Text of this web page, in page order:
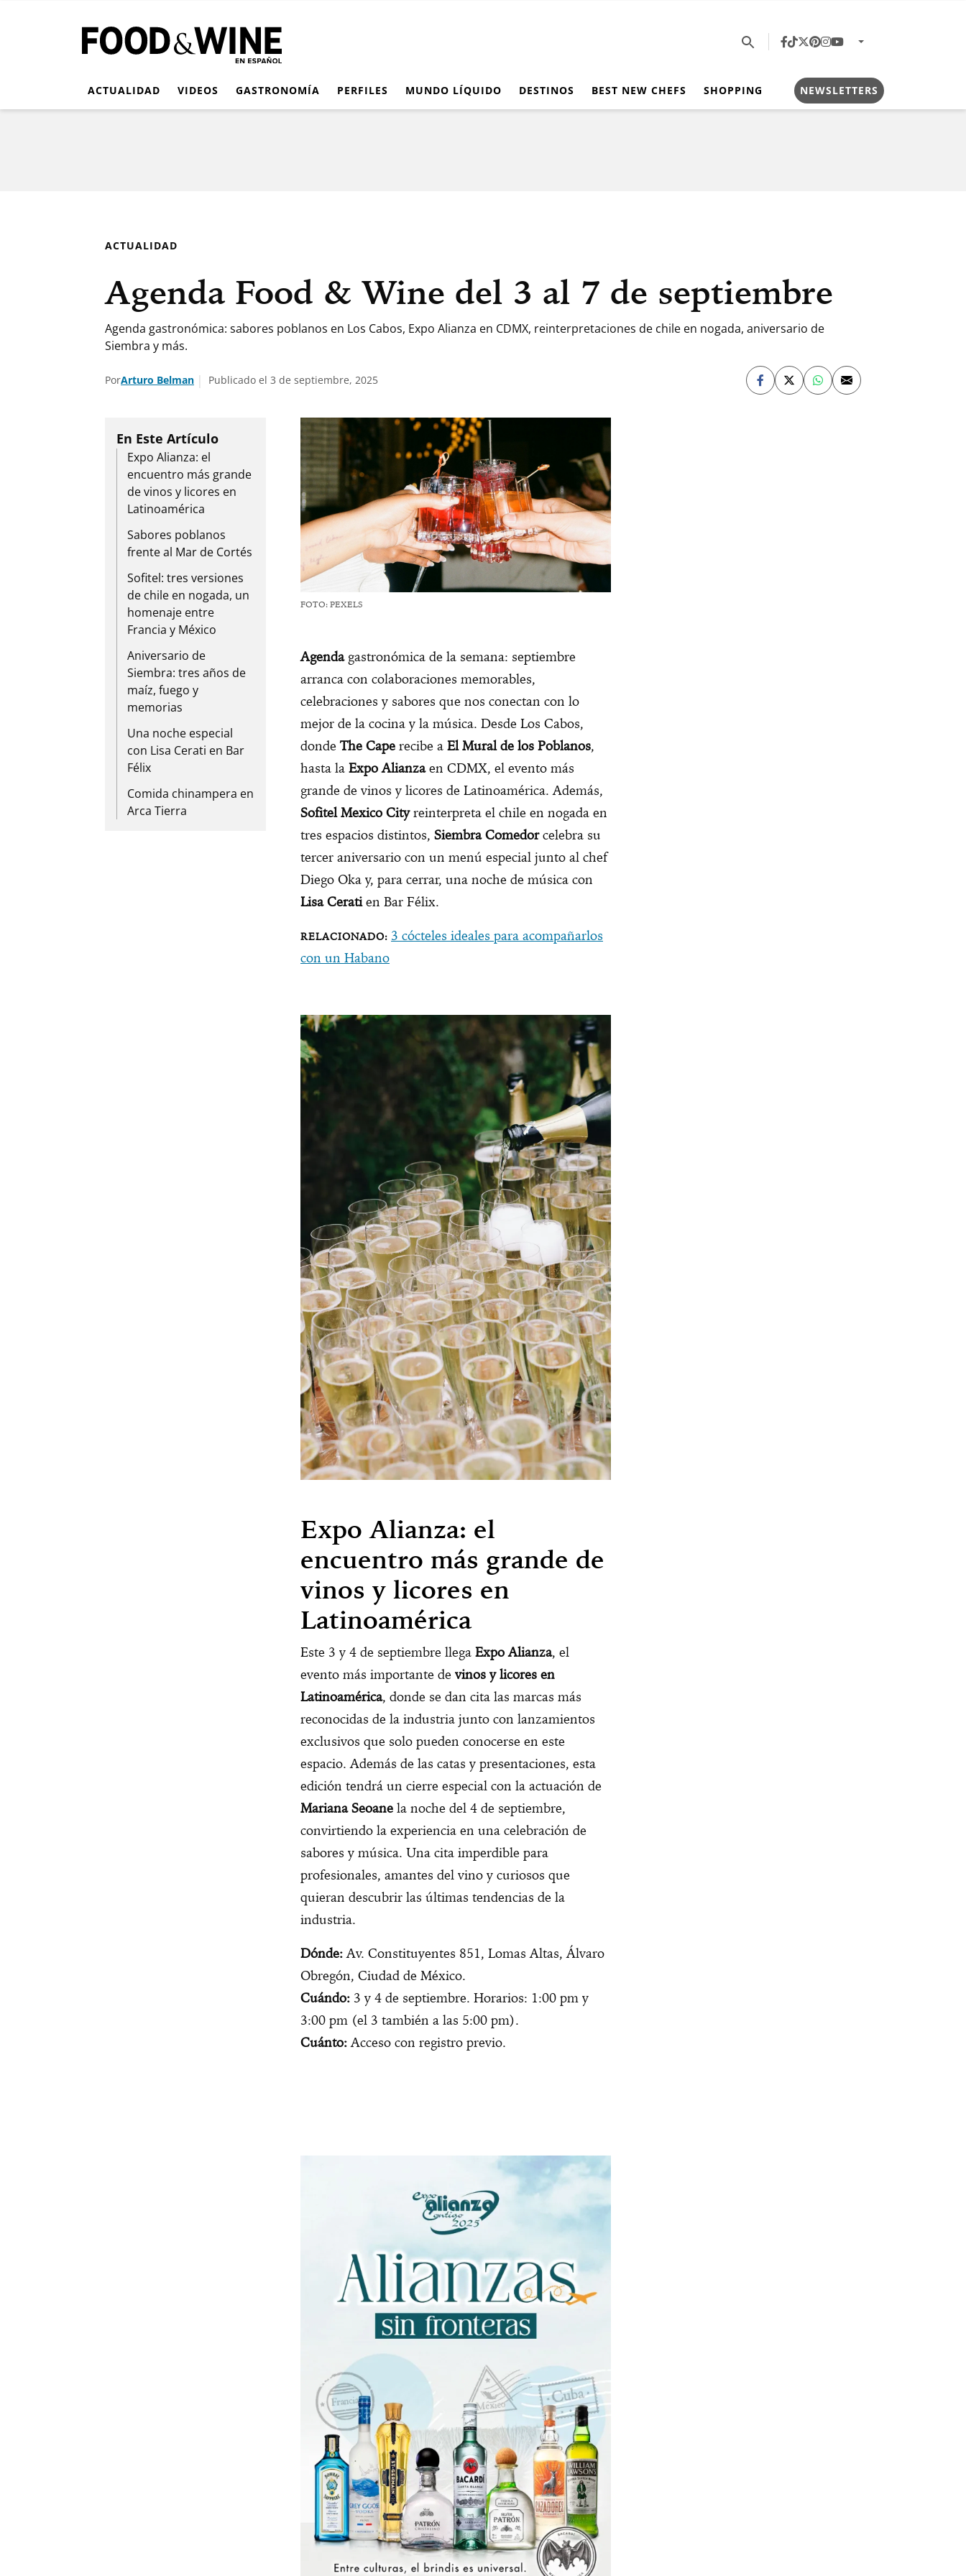
ACTUALIDAD VIDEOS GASTRONOMÍA PERFILES MUNDO LÍQUIDO DESTINOS BEST NEW CHEFS SHOPPING NEWSLETTERS
ACTUALIDAD
Agenda Food & Wine del 3 al 7 de septiembre
Agenda gastronómica: sabores poblanos en Los Cabos, Expo Alianza en CDMX, reinterpretaciones de chile en nogada, aniversario de
Siembra y más.
PorArturo Belman Publicado el 3 de septiembre, 2025
Expo Alianza: el
encuentro más grande
de vinos y licores en
Latinoamérica
Sabores poblanos
frente al Mar de Cortés
Sofitel: tres versiones
de chile en nogada, un
homenaje entre
Francia y México
Aniversario de
Siembra: tres años de
maíz, fuego y
memorias
Una noche especial
con Lisa Cerati en Bar
Félix
Comida chinampera en
Arca Tierra
FOTO: PEXELS
Agendagastronómica de la semana: septiembre
arranca con colaboraciones memorables,
celebraciones y sabores que nos conectan con lo
mejor de la cocina y la música. Desde Los Cabos,
dondeThe Cape recibe a El Mural de los Poblanos,
hasta la Expo Alianzaen CDMX, el evento más
grande de vinos y licores de Latinoamérica. Además,
Sofitel Mexico Cityreinterpreta el chile en nogada en
tres espacios distintos, Siembra Comedorcelebra su
tercer aniversario con un menú especial junto al chef
Diego Oka y, para cerrar, una noche de música con
Lisa Ceratien Bar Félix.
3 cócteles ideales para acompañarlos
con un Habano
Expo Alianza: el
encuentro más grande de
vinos y licores en
Latinoamérica
Este 3 y 4 de septiembre llega Expo Alianza, el
evento más importante de vinos y licores en
Latinoamérica, donde se dan cita las marcas más
reconocidas de la industria junto con lanzamientos
exclusivos que solo pueden conocerse en este
espacio. Además de las catas y presentaciones, esta
edición tendrá un cierre especial con la actuación de
Mariana Seoane la noche del 4 de septiembre,
convirtiendo la experiencia en una celebración de
sabores y música. Una cita imperdible para
profesionales, amantes del vino y curiosos que
quieran descubrir las últimas tendencias de la
industria.
Dónde:Av. Constituyentes 851, Lomas Altas, Álvaro
Obregón, Ciudad de México.
Cuándo: 3 y 4 de septiembre. Horarios: 1:00 pm y
3:00 pm (el 3 también a las 5:00 pm).
Cuánto:Acceso con registro previo.